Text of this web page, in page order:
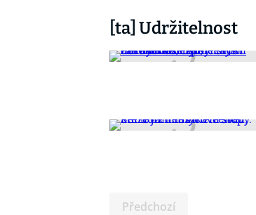
[ta] Udržitelnost
Předchozí